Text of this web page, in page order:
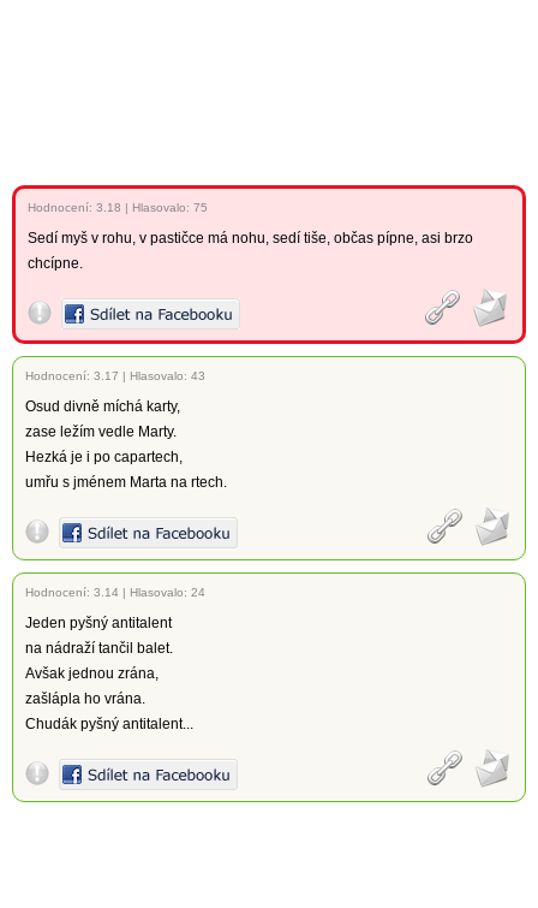
Hodnocení: 3.18 | Hlasovalo: 75
Sedí myš v rohu, v pastičce má nohu, sedí tiše, občas pípne, asi brzo
chcípne.
Hodnocení: 3.17 | Hlasovalo: 43
Osud divně míchá karty,
zase ležím vedle Marty.
Hezká je i po capartech,
umřu s jménem Marta na rtech.
Hodnocení: 3.14 | Hlasovalo: 24
Jeden pyšný antitalent
na nádraží tančil balet.
Avšak jednou zrána,
zašlápla ho vrána.
Chudák pyšný antitalent...